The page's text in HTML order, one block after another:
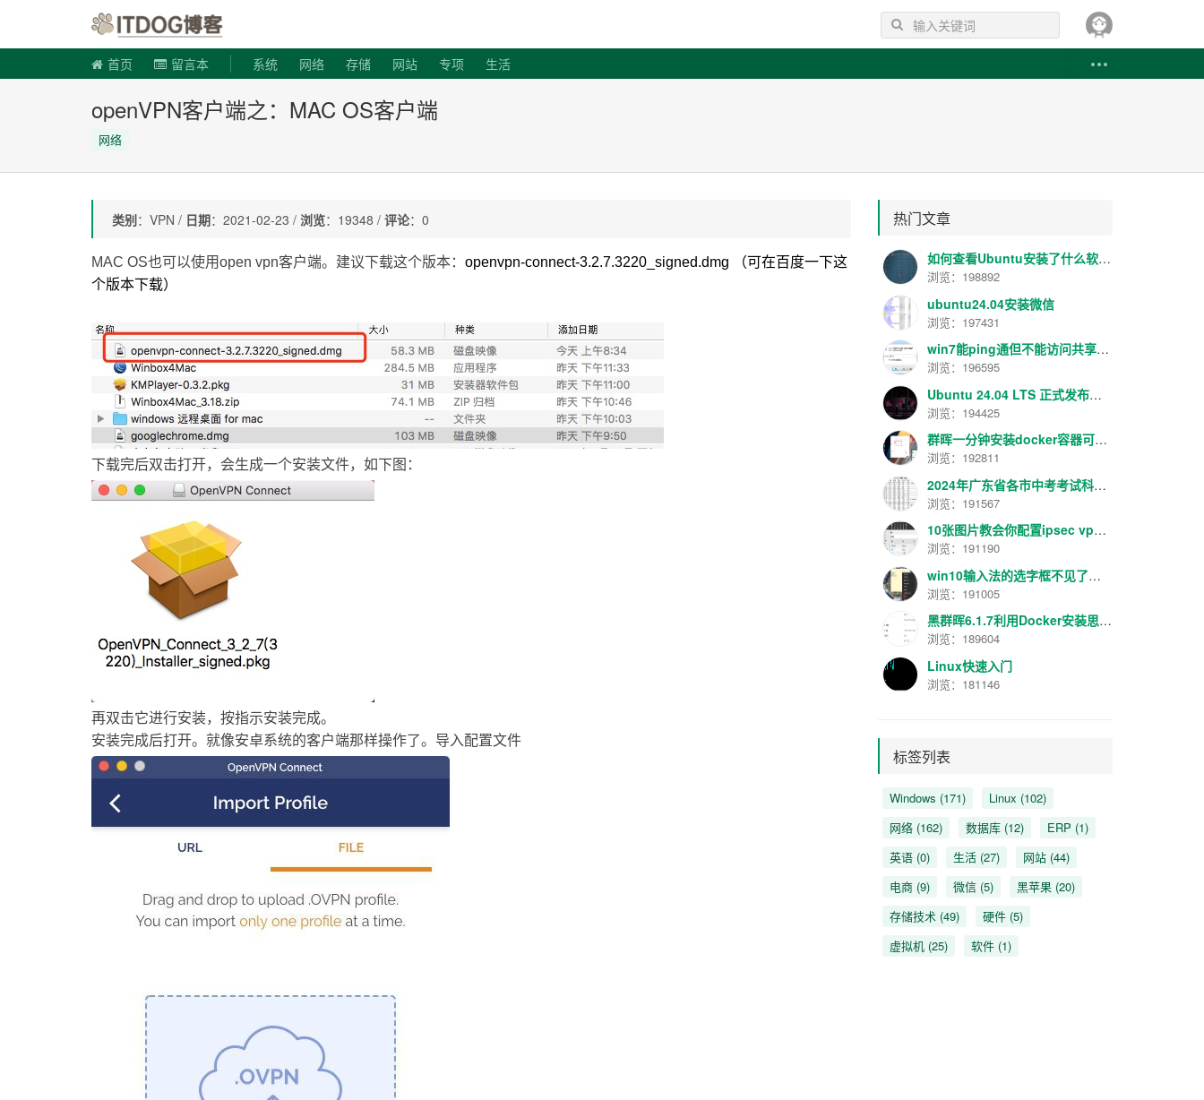
首页 留言本 系统 网络 存储 网站 专项 生活
openVPN客户端之：MAC OS客户端
网络
类别：VPN / 日期：2021-02-23 / 浏览：19348 / 评论：0
MAC OS也可以使用open vpn客户端。建议下载这个版本： openvpn-connect-3.2.7.3220_signed.dmg （可在百度一下这
个版本下载）
下载完后双击打开，会生成一个安装文件，如下图：
再双击它进行安装，按指示安装完成。
安装完成后打开。就像安卓系统的客户端那样操作了。导入配置文件
热门文章
如何查看Ubuntu安装了什么软件 如何卸载已安装的软件
浏览：198892
ubuntu24.04安装微信
浏览：197431
win7能ping通但不能访问共享解决方法
浏览：196595
Ubuntu 24.04 LTS 正式发布！代号 “Noble Numbat”，性能提升明显
浏览：194425
群晖一分钟安装docker容器可视化管理面板工具Portainer最新汉化版V2.16.2
浏览：192811
2024年广东省各市中考考试科目分数规定
浏览：191567
10张图片教会你配置ipsec vpn【转】
浏览：191190
win10输入法的选字框不见了解决方法
浏览：191005
黑群晖6.1.7利用Docker安装思源笔记服务器
浏览：189604
Linux快速入门
浏览：181146
标签列表
Windows (171) Linux (102)
网络(162) 数据库(12) ERP (1)
英语(0) 生活(27) 网站(44)
电商(9) 微信(5) 黑苹果(20)
存储技术(49) 硬件(5)
虚拟机(25) 软件(1)